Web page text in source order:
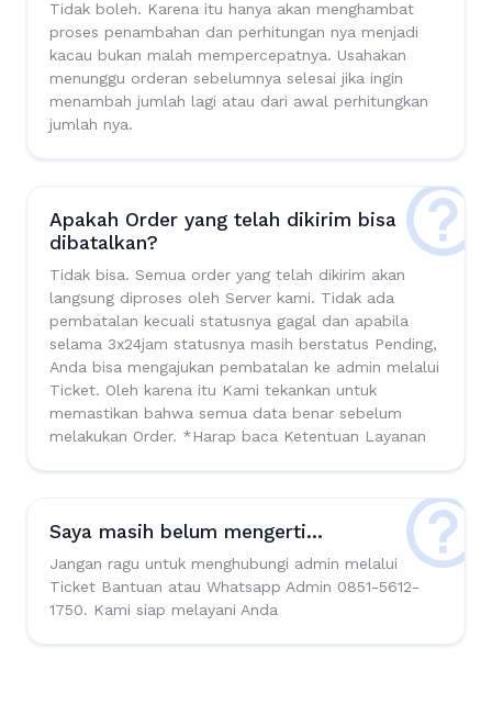
Tidak boleh. Karena itu hanya akan menghambat
proses penambahan dan perhitungan nya menjadi
kacau bukan malah mempercepatnya. Usahakan
menunggu orderan sebelumnya selesai jika ingin
menambah jumlah lagi atau dari awal perhitungkan
jumlah nya.
Apakah Order yang telah dikirim bisa
dibatalkan?
Tidak bisa. Semua order yang telah dikirim akan
langsung diproses oleh Server kami. Tidak ada
pembatalan kecuali statusnya gagal dan apabila
selama 3x24jam statusnya masih berstatus Pending,
Anda bisa mengajukan pembatalan ke admin melalui
Ticket. Oleh karena itu Kami tekankan untuk
memastikan bahwa semua data benar sebelum
melakukan Order. *Harap baca Ketentuan Layanan
Saya masih belum mengerti...
Jangan ragu untuk menghubungi admin melalui
Ticket Bantuan atau Whatsapp Admin 0851-5612-
1750. Kami siap melayani Anda